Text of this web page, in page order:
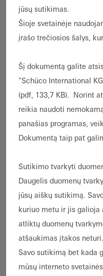
Schüco
Atsakingas asmuo
Treaty yra
ir
Andreas
asmeniškai
Philipp
jūsų sutikimas.
Šioje svetainėje
įrašo trečiosios šalys,
Šį dokumentą galite
"Schüco International
(pdf, 133,7 KB). Norint
reikia naudoti
panašias programas,
Dokumentą taip pat
Sutikimo tvarkyti
Daugelis duomenų
jūsų aiškų sutikimą.
kuriuo metu ir jis
atliktų duomenų
atšaukimas įtakos neturi.
Savo sutikimą bet kada
mūsų interneto